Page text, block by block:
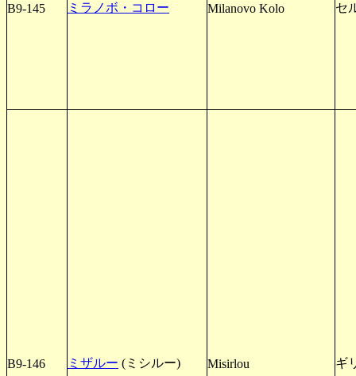
B9-145 ミラノボ・コロー Milanovo Kolo セ
B9-146 ミザルー (ミシルー) Misirlou ギ